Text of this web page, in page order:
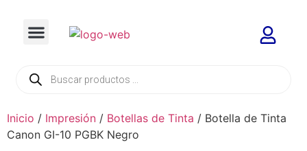
Inicio / Impresión / Botellas de Tinta / Botella de Tinta
Canon GI-10 PGBK Negro